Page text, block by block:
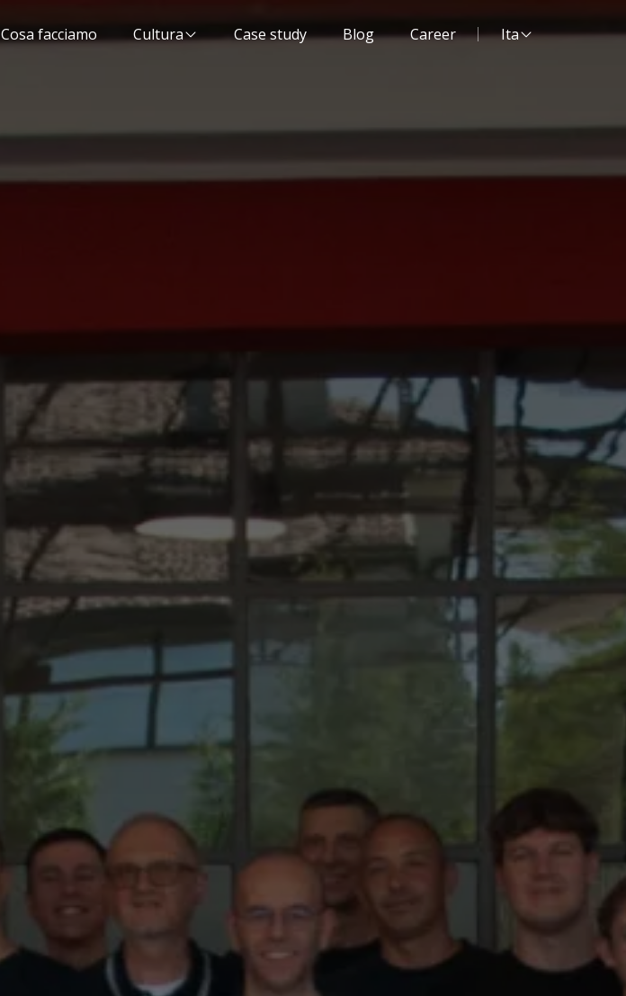
Cosa facciamo Cultura Case study Blog Career Lingua del sito:
Ita